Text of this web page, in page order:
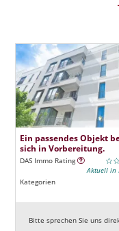
Ein passendes Objekt
sich in Vorbereitung.
DAS Immo Rating
Aktuell in
Kategorien
Bitte sprechen Sie uns